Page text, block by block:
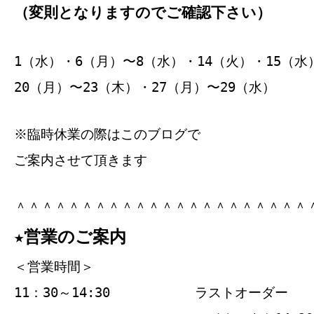
（変則となりますのでご確認下さい）
1（水）・6（月）〜8（水）・14（火）・15（水
20（月）〜23（木）・27（月）〜29（水）
※臨時休業の際はこのブログで
ご案内させて頂きます
＾＾＾＾＾＾＾＾＾＾＾＾＾＾＾＾＾＾＾＾＾
★営業のご案内
＜営業時間＞
11：30～14:30
ラストオーダー